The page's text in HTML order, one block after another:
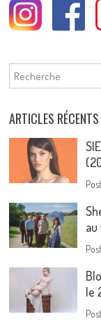
Rechercher
ARTICLES RÉCENTS
le